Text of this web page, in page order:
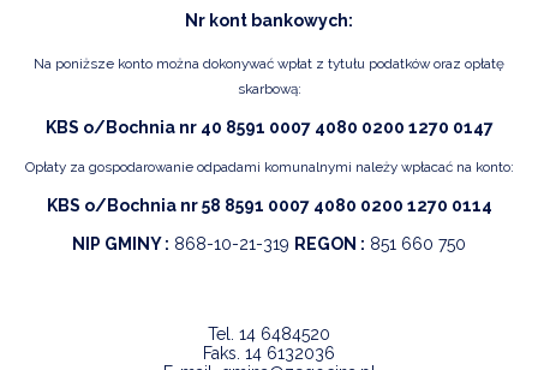
Nr kont bankowych:
Na poniższe konto można dokonywać wpłat z tytułu podatków oraz opłatę
skarbową:
KBS o/Bochnia nr 40 8591 0007 4080 0200 1270 0147
Opłaty za gospodarowanie odpadami komunalnymi należy wpłacać na konto:
KBS o/Bochnia nr 58 8591 0007 4080 0200 1270 0114
NIP GMINY : 868-10-21-319 REGON : 851 660 750
Tel. 14 6484520
Faks. 14 6132036